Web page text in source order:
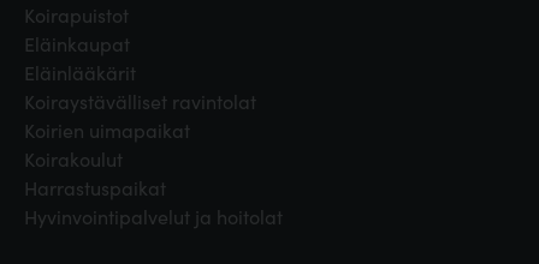
Koirapuistot
Eläinkaupat
Eläinlääkärit
Koiraystävälliset ravintolat
Koirien uimapaikat
Koirakoulut
Harrastuspaikat
Hyvinvointipalvelut ja hoitolat